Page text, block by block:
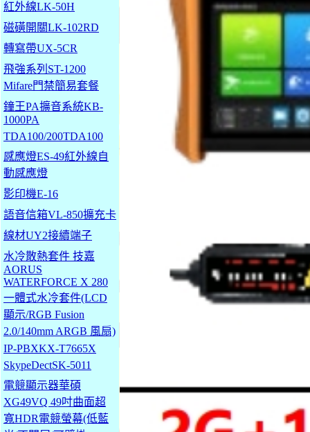
紅外線LK-50H
磁磺開關LK-102RD
轉寫帶UX-5CR
飛強系列ST-1200
Mifare門禁簡易套餐
鐘王PA擴音系統KB-
1000PA
TDA100/200TDA100
感應燈ES-49紅外線自
動感應燈
影印機E-16
語音信箱VL-850擴充卡
線材UY2接續端子
水冷散熱套件 技嘉
AORUS
WATERFORCE X 280
一體式水冷套件(LCD
顯示/RGB Fusion
2.0/140mm ARGB 風扇)
IP-PBXKX-T7665X
SkypeDectSK-5011
電競顯示器華碩
XG49VQ 49吋曲面超
寬HDR電競螢幕(低藍